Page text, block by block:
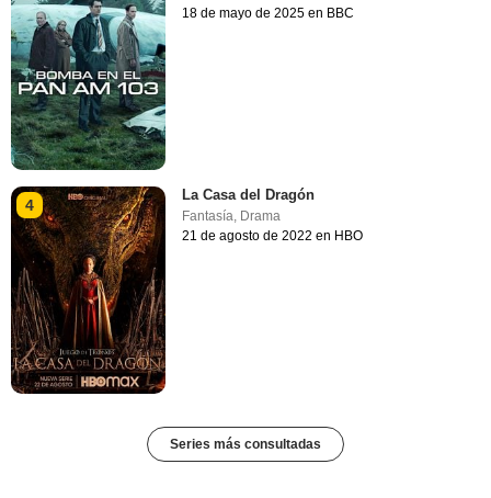
18 de mayo de 2025 en BBC
4
La Casa del Dragón
Fantasía, Drama
21 de agosto de 2022 en HBO
Series más consultadas